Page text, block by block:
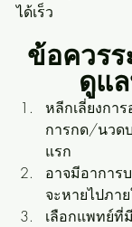
ได้เร็ว
ข้อควรร
ดูแ
หลีกเลี่ยงกา
การกด/นวด
แรก
อาจมีอาการ
จะหายไปภา
เลือกแพทย์ที่